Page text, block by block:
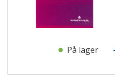
På lager